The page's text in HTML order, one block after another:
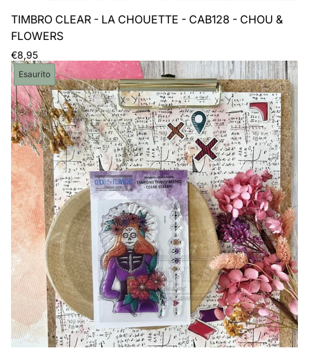
TIMBRO CLEAR - LA CHOUETTE - CAB128 - CHOU &
FLOWERS
Prezzo
normale
€8,95
Etichetta
del
prodotto:
Esaurito